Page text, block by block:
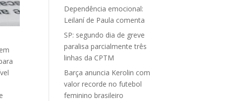
Dependência emocional:
Leilaní de Paula comenta
SP: segundo dia de greve
paralisa parcialmente três
linhas da CPTM
Barça anuncia Kerolin com
valor recorde no futebol
feminino brasileiro